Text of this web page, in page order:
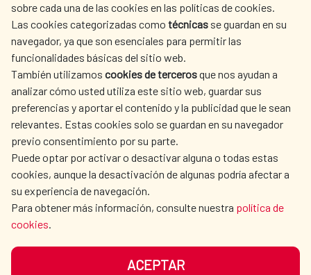
sobre cada una de las cookies en las políticas de cookies.
Las cookies categorizadas como técnicas se guardan en su
navegador, ya que son esenciales para permitir las
funcionalidades básicas del sitio web.
También utilizamos cookies de tercerosque nos ayudan a
analizar cómo usted utiliza este sitio web, guardar sus
preferencias y aportar el contenido y la publicidad que le sean
relevantes. Estas cookies solo se guardan en su navegador
previo consentimiento por su parte.
Puede optar por activar o desactivar alguna o todas estas
cookies, aunque la desactivación de algunas podría afectar a
su experiencia de navegación.
Para obtener más información, consulte nuestra política de
cookies.
ACEPTAR
AECID
WHERE DO WE COOPERATE?
SPANISH HUMANITARIAN
ACTION
PRESS ROOM
CULTURE AND SCIENCE LIBRARY
OUR SOCIAL MEDIA
DATA PROTECTION